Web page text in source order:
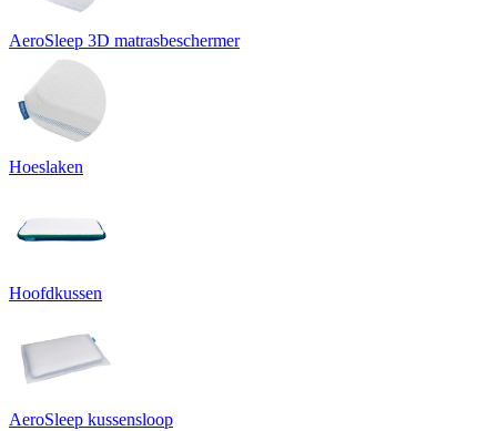
AeroSleep 3D matrasbeschermer
Hoeslaken
Hoofdkussen
AeroSleep kussensloop